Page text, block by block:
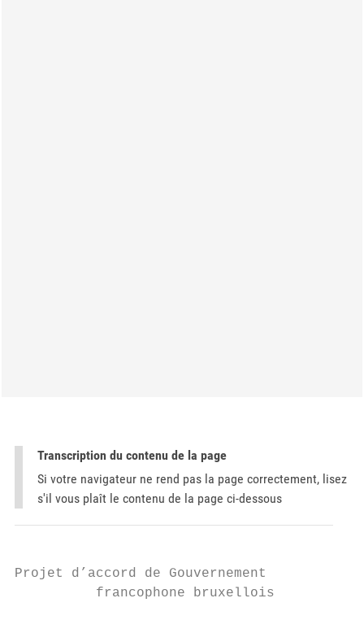
Transcription du contenu de la page
Si votre navigateur ne rend pas la page correctement, lisez
s'il vous plaît le contenu de la page ci-dessous
Projet d’accord de Gouvernement
          francophone bruxellois